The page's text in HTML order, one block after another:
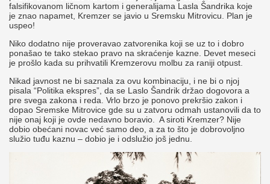
falsifikovanom ličnom kartom i generalijama Lasla Šandrika koje
je znao napamet, Kremzer se javio u Sremsku Mitrovicu. Plan je
uspeo!
Niko dodatno nije proveravao zatvorenika koji se uz to i dobro
ponašao te tako stekao pravo na skraćenje kazne. Devet meseci
je prošlo kada su prihvatili Kremzerovu molbu za raniji otpust.
Nikad javnost ne bi saznala za ovu kombinaciju, i ne bi o njoj
pisala “Politika ekspres”, da se Laslo Šandrik držao dogovora a
pre svega zakona i reda. Vrlo brzo je ponovo prekršio zakon i
dopao Sremske Mitrovice gde su u zatvoru odmah ustanovili da to
nije onaj koji je ovde nedavno boravio. A siroti Kremzer? Nije
dobio obećani novac već samo deo, a za to što je dobrovoljno
služio tuđu kaznu – dobio je i odslužio još jednu.